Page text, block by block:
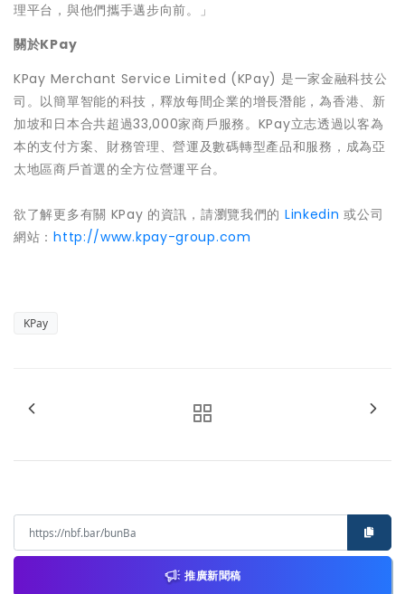
理平台，與他們攜手邁步向前。」
關於KPay
KPay Merchant Service Limited (KPay) 是一家金融科技公
司。以簡單智能的科技，釋放每間企業的增長潛能，為香港、新
加坡和日本合共超過33,000家商戶服務。KPay立志透過以客為
本的支付方案、財務管理、營運及數碼轉型產品和服務，成為亞
太地區商戶首選的全方位營運平台。
欲了解更多有關 KPay 的資訊，請瀏覽我們的 Linkedin 或公司
網站：http://www.kpay-group.com
KPay
推廣新聞稿